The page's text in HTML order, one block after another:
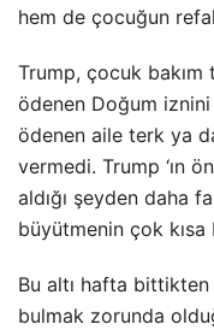
hem de çocuğun
Trump, çocuk bakım
ödenen Doğum
ödenen aile terk ya
vermedi. Trump ‘ın
aldığı şeyden daha
büyütmenin çok kısa
Bu altı hafta bittikten
bulmak zorunda